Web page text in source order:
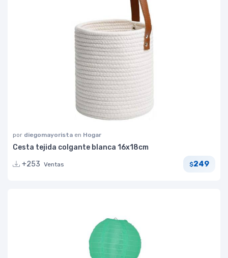
por diegomayorista en Hogar
Cesta tejida colgante blanca 16x18cm
+253 Ventas $249